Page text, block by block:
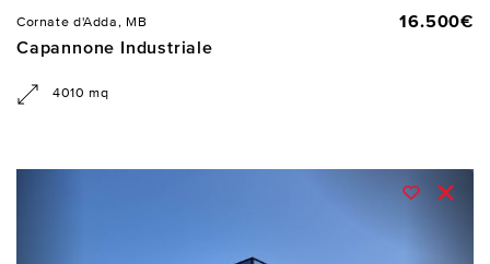
Cornate d'Adda, MB
16.500€
Capannone Industriale
4010 mq